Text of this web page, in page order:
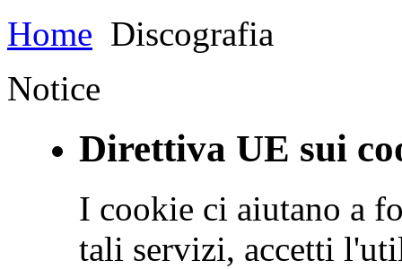
Home Discografia
Notice
Direttiva UE sui
I cookie ci aiutano a
tali servizi, accetti